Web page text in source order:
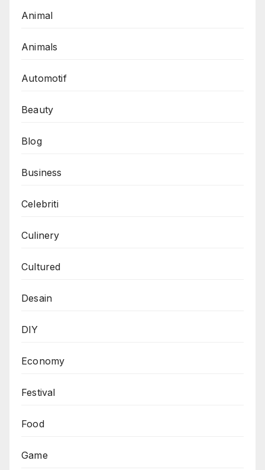
Animal
Animals
Automotif
Beauty
Blog
Business
Celebriti
Culinery
Cultured
Desain
DIY
Economy
Festival
Food
Game